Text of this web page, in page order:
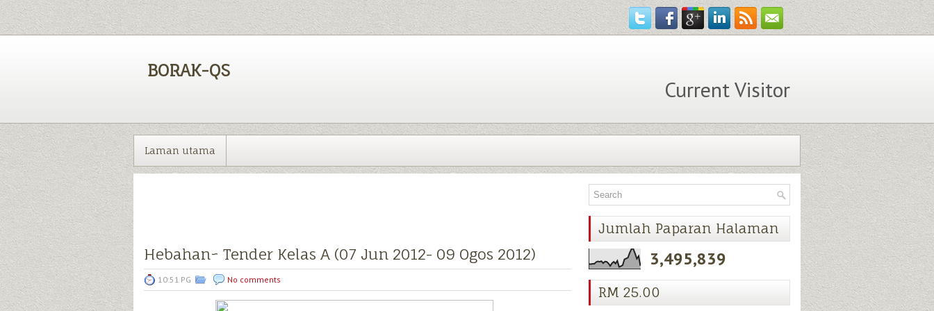
BORAK-QS
Current Visitor
Laman utama
Hebahan~ Tender Kelas A (07 Jun 2012- 09 Ogos 2012)
10:51 PG No comments
Jumlah Paparan Halaman
3,495,839
RM 25.00